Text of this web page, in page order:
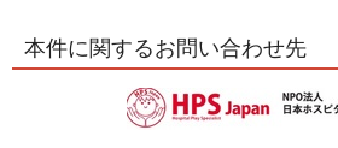
本件に関するお問い合わせ先